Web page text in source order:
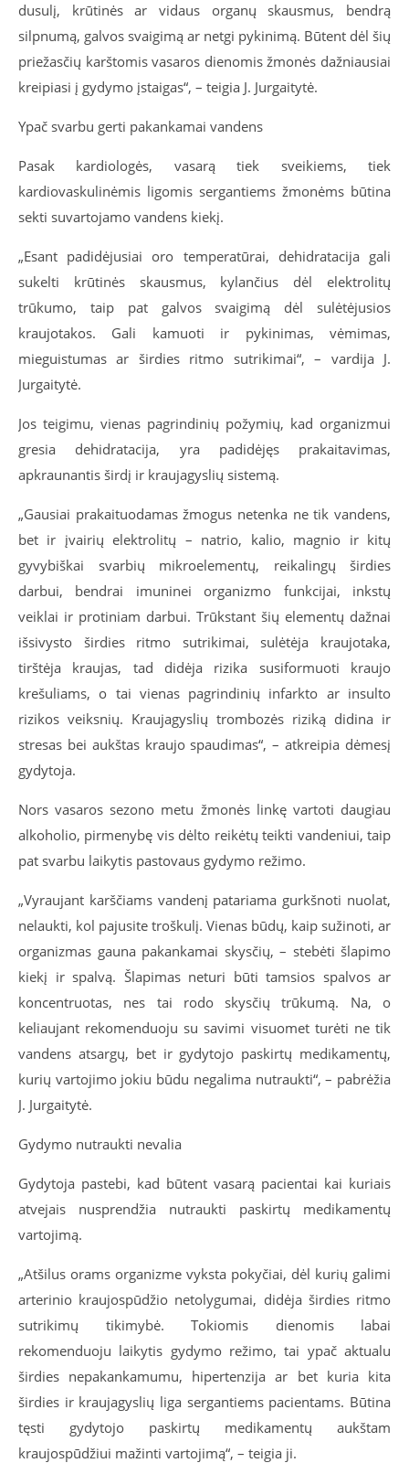
dusulį, krūtinės ar vidaus organų skausmus, bendrą
silpnumą, galvos svaigimą ar netgi pykinimą. Būtent dėl šių
priežasčių karštomis vasaros dienomis žmonės dažniausiai
kreipiasi į gydymo įstaigas“, – teigia J. Jurgaitytė.
Ypač svarbu gerti pakankamai vandens
Pasak kardiologės, vasarą tiek sveikiems, tiek
kardiovaskulinėmis ligomis sergantiems žmonėms būtina
sekti suvartojamo vandens kiekį.
„Esant padidėjusiai oro temperatūrai, dehidratacija gali
sukelti krūtinės skausmus, kylančius dėl elektrolitų
trūkumo, taip pat galvos svaigimą dėl sulėtėjusios
kraujotakos. Gali kamuoti ir pykinimas, vėmimas,
mieguistumas ar širdies ritmo sutrikimai“, – vardija J.
Jurgaitytė.
Jos teigimu, vienas pagrindinių požymių, kad organizmui
gresia dehidratacija, yra padidėjęs prakaitavimas,
apkraunantis širdį ir kraujagyslių sistemą.
„Gausiai prakaituodamas žmogus netenka ne tik vandens,
bet ir įvairių elektrolitų – natrio, kalio, magnio ir kitų
gyvybiškai svarbių mikroelementų, reikalingų širdies
darbui, bendrai imuninei organizmo funkcijai, inkstų
veiklai ir protiniam darbui. Trūkstant šių elementų dažnai
išsivysto širdies ritmo sutrikimai, sulėtėja kraujotaka,
tirštėja kraujas, tad didėja rizika susiformuoti kraujo
krešuliams, o tai vienas pagrindinių infarkto ar insulto
rizikos veiksnių. Kraujagyslių trombozės riziką didina ir
stresas bei aukštas kraujo spaudimas“, – atkreipia dėmesį
gydytoja.
Nors vasaros sezono metu žmonės linkę vartoti daugiau
alkoholio, pirmenybę vis dėlto reikėtų teikti vandeniui, taip
pat svarbu laikytis pastovaus gydymo režimo.
„Vyraujant karščiams vandenį patariama gurkšnoti nuolat,
nelaukti, kol pajusite troškulį. Vienas būdų, kaip sužinoti, ar
organizmas gauna pakankamai skysčių, – stebėti šlapimo
kiekį ir spalvą. Šlapimas neturi būti tamsios spalvos ar
koncentruotas, nes tai rodo skysčių trūkumą. Na, o
keliaujant rekomenduoju su savimi visuomet turėti ne tik
vandens atsargų, bet ir gydytojo paskirtų medikamentų,
kurių vartojimo jokiu būdu negalima nutraukti“, – pabrėžia
J. Jurgaitytė.
Gydymo nutraukti nevalia
Gydytoja pastebi, kad būtent vasarą pacientai kai kuriais
atvejais nusprendžia nutraukti paskirtų medikamentų
vartojimą.
„Atšilus orams organizme vyksta pokyčiai, dėl kurių galimi
arterinio kraujospūdžio netolygumai, didėja širdies ritmo
sutrikimų tikimybė. Tokiomis dienomis labai
rekomenduoju laikytis gydymo režimo, tai ypač aktualu
širdies nepakankamumu, hipertenzija ar bet kuria kita
širdies ir kraujagyslių liga sergantiems pacientams. Būtina
tęsti gydytojo paskirtų medikamentų aukštam
kraujospūdžiui mažinti vartojimą“, – teigia ji.